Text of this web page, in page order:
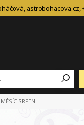
astrobohacova.cz,
SRPEN